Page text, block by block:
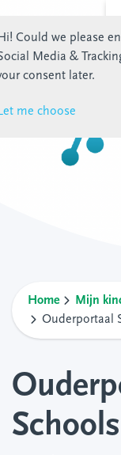
Home
Mijn
Ouderportaal
Schools
Could we please
Media &
consent later.
me choose